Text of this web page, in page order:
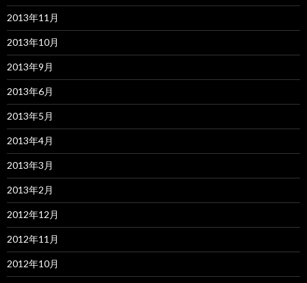
2013年11月
2013年10月
2013年9月
2013年6月
2013年5月
2013年4月
2013年3月
2013年2月
2012年12月
2012年11月
2012年10月